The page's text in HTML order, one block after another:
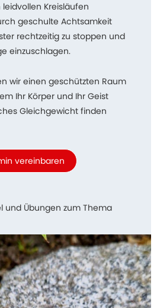
Kreisläufen
geschulte Achtsamkeit
rechtzeitig zu stoppen und
einzuschlagen.
wir einen geschützten Raum
Ihr Körper und Ihr Geist
Gleichgewicht finden
vereinbaren
und Übungen zum Thema